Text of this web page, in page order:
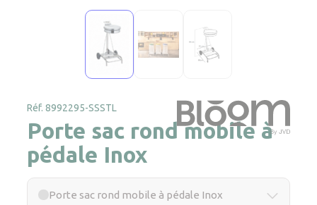
Réf. 8992295-SSSTL
Porte sac rond mobile à
pédale Inox
Porte sac rond mobile à pédale Inox